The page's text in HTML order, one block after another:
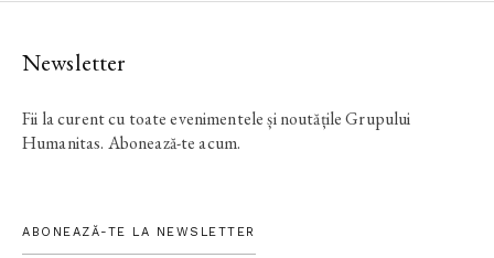
Newsletter
Fii la curent cu toate evenimentele și noutățile Grupului
Humanitas. Abonează-te acum.
ABONEAZĂ-TE LA NEWSLETTER